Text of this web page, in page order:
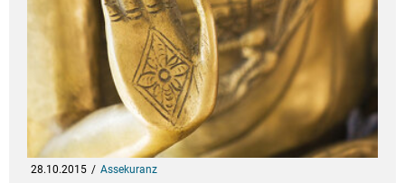
28.10.2015 Assekuranz